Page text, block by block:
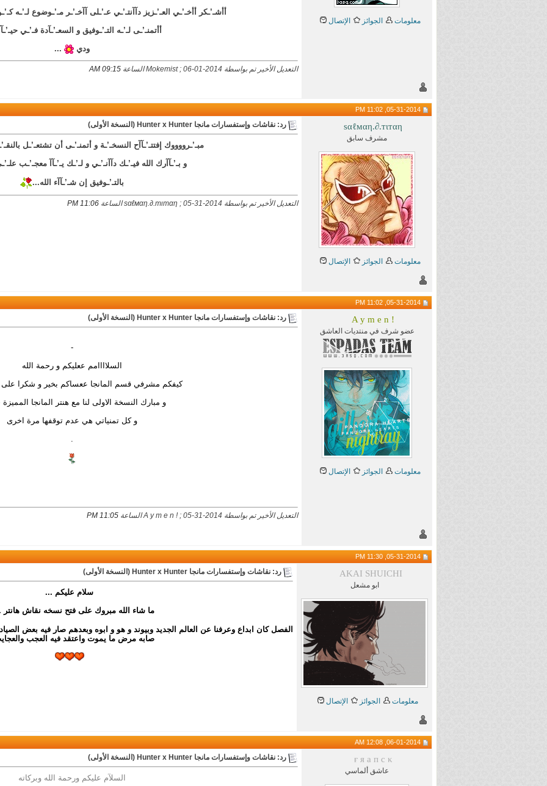
معلومات الجوائز الإتصال
أأشـ’ـكر أأخـ’ـي العـ’ـزيز دآآنتـ’ـي عـ’ـلى آآخـ’ـر مـ’ـوضوع لـ’ـه
أأتمنـ’ـى لـ’ـه التـ’ـوفيق و السعـ’ـآدة فـ’ـي
ودي
...
التعديل الأخير تم بواسطة Mokemist ; 06-01-2014 الساعة 09:15 AM
ѕαℓмαη.∂.тιтαη
مشرف سابق
معلومات الجوائز الإتصال
رد: نقاشات وإستفسارات مانجا Hunter x Hunter (النسخة الأولى)
مبـ’ـرووووك إفتتـ’ـآآح النسخـ’ـة و أتمنـ’ـى أن تشتعـ’ـل
و بـ’ـآآرك الله فيـ’ـك دآآنـ’ـي و لـ’ـك يـ’ـآآ معجـ’ـب
بالتـ’ـوفيق إن شـ’ـآآء الله...
التعديل الأخير تم بواسطة ѕαℓмαη.∂.тιтαη ; 05-31-2014 الساعة 11:06 PM
A y m e n !
عضو شرف في منتديات العاشق
معلومات الجوائز الإتصال
رد: نقاشات وإستفسارات مانجا Hunter x Hunter (النسخة الأولى)
-
السلاااامم ععليكم و رحمة الله
كيفكم مشرفي قسم المانجا ععساكم بخير و شكرا على
و مبارك النسخة الاولى لنا مع هنتر المانجا
و كل تمنياتي هي عدم توقفها مرة اخرى
.
التعديل الأخير تم بواسطة A y m e n ! ; 05-31-2014 الساعة 11:05 PM
AKAI SHUICHI
ابو مشعل
معلومات الجوائز الإتصال
رد: نقاشات وإستفسارات مانجا Hunter x Hunter (النسخة الأولى)
سلام عليكم ...
ما شاء الله مبروك على فتح نسخه نقاش هانتر
الفصل كان ابداع وعرفنا عن العالم الجديد وبيوند و هو و ابوه وبعدهم صار فيه بعض
صابه مرض ما يموت واعتقد فيه العجب
ғ я a п c κ
عاشق ألماسي
رد: نقاشات وإستفسارات مانجا Hunter x Hunter (النسخة الأولى)
السلآم عليكم ورحمة الله وبركاته